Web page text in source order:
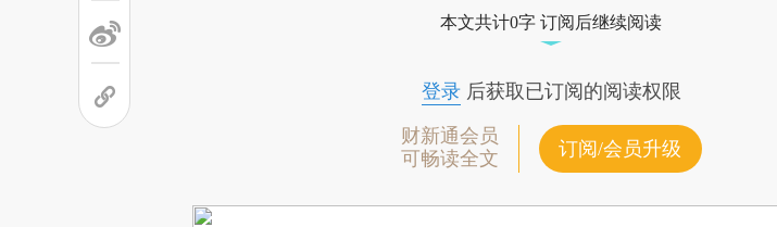
本文共计0字 订阅后继续阅读
登录后获取已订阅的阅读权限
财新通会员
可畅读全文
订阅/会员升级